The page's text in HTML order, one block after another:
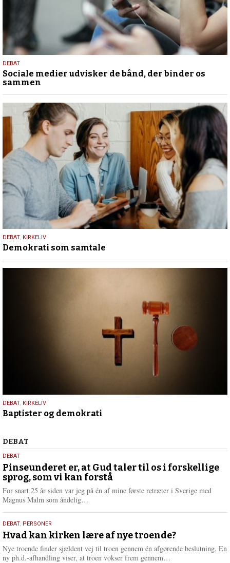
18.
maj
2026
DEBAT
Sociale medier udvisker de bånd, der binder os
sammen
18.
maj
2026
DEBAT, KIRKELIV
Demokrati som samtale
18.
maj
DEBAT, KIRKELIV
Baptister og demokrati
Debat
DEBAT
5.
august
2026
DEBAT
Pinseunderet er, at Gud taler til os i forskellige
sprog, som vi kan forstå
For snart 25 år siden var jeg på én af mine første retræter i Sverige med
Magnus Malm som åndelig…
e
e
25.
juli
2026
DEBAT, PERSONER
Hvad kan kirken lære af nye troende?
Nye troende finder sjældent vej til troen gennem én afgørende beslutning. En
ny ph.d.-afhandling viser, at troen vokser frem gennem…